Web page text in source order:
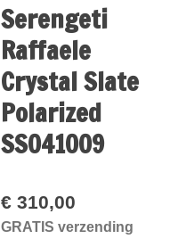
Serengeti
Raffaele
Crystal Slate
Polarized
SS041009
€ 310,00
GRATIS verzending